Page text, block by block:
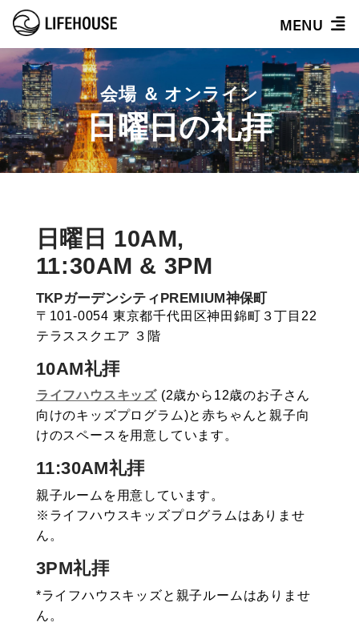
MENU
会場 ＆ オンライン
日曜日の礼拝
日曜日 10AM,
11:30AM & 3PM
TKPガーデンシティPREMIUM神保町
〒101-0054 東京都千代田区神田錦町３丁目22
テラススクエア ３階
10AM礼拝
ライフハウスキッズ (2歳から12歳のお子さん
向けのキッズプログラム)と赤ちゃんと親子向
けのスペースを用意しています。
11:30AM礼拝
親子ルームを用意しています。
※ライフハウスキッズプログラムはありませ
ん。
3PM礼拝
*ライフハウスキッズと親子ルームはありませ
ん。